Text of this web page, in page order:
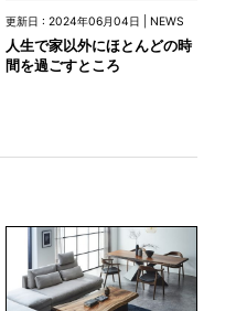
更新日 : 2024年06月04日 | NEWS
人生で家以外にほとんどの時
間を過ごすところ